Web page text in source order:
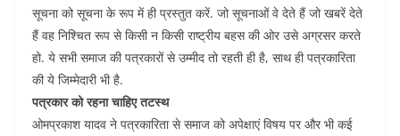
सूचना को सूचना के रूप में ही प्रस्तुत करें. जो सूचनाओं वे देते हैं जो खबरें देते
हैं वह निश्चित रूप से किसी न किसी राष्ट्रीय बहस की ओर उसे अग्रसर करते
हो. ये सभी समाज की पत्रकारों से उम्मीद तो रहती ही है, साथ ही पत्रकारिता
की ये जिम्मेदारी भी है.
पत्रकार को रहना चाहिए तटस्थ
ओमप्रकाश यादव ने पत्रकारिता से समाज को अपेक्षाएं विषय पर और भी कई